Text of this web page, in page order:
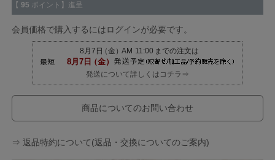
【 95 ポイント】進呈
会員価格で購入するにはログインが必要です。
発送について詳しくはコチラ⇒
商品についてのお問い合わせ
⇒ 返品特約について(返品・交換についてのご案内)